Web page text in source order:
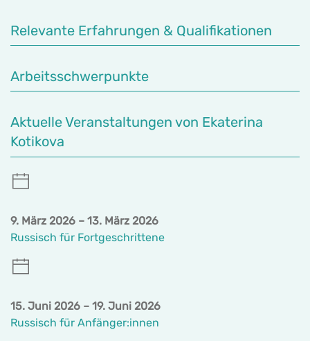
Relevante Erfahrungen & Qualifikationen
Arbeitsschwerpunkte
Aktuelle Veranstaltungen von Ekaterina
Kotikova
9. März 2026 – 13. März 2026
Russisch für Fortgeschrittene
15. Juni 2026 – 19. Juni 2026
Russisch für Anfänger:innen